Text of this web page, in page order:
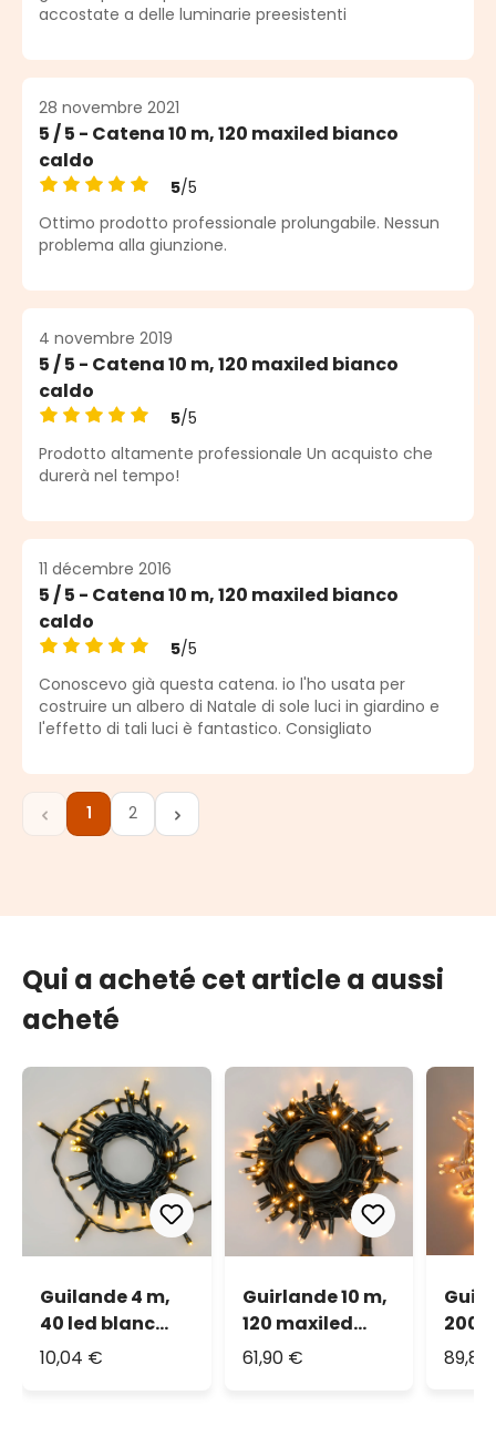
accostate a delle luminarie preesistenti
28 novembre 2021
5 / 5 - Catena 10 m, 120 maxiled bianco
caldo
Note moyenne de 5 sur 5 étoiles
5/5
Ottimo prodotto professionale prolungabile. Nessun
problema alla giunzione.
4 novembre 2019
5 / 5 - Catena 10 m, 120 maxiled bianco
caldo
Note moyenne de 5 sur 5 étoiles
5/5
Prodotto altamente professionale Un acquisto che
durerà nel tempo!
11 décembre 2016
5 / 5 - Catena 10 m, 120 maxiled bianco
caldo
Note moyenne de 5 sur 5 étoiles
5/5
Conoscevo già questa catena. io l'ho usata per
costruire un albero di Natale di sole luci in giardino e
l'effetto di tali luci è fantastico. Consigliato
Page
1 Page
2
Qui a acheté cet article a aussi
acheté
Guilande 4 m,
40 led blanc
chaud
10,04 €
Guirlande 10 m,
120 maxiled
blanc chaud,
61,90 €
200